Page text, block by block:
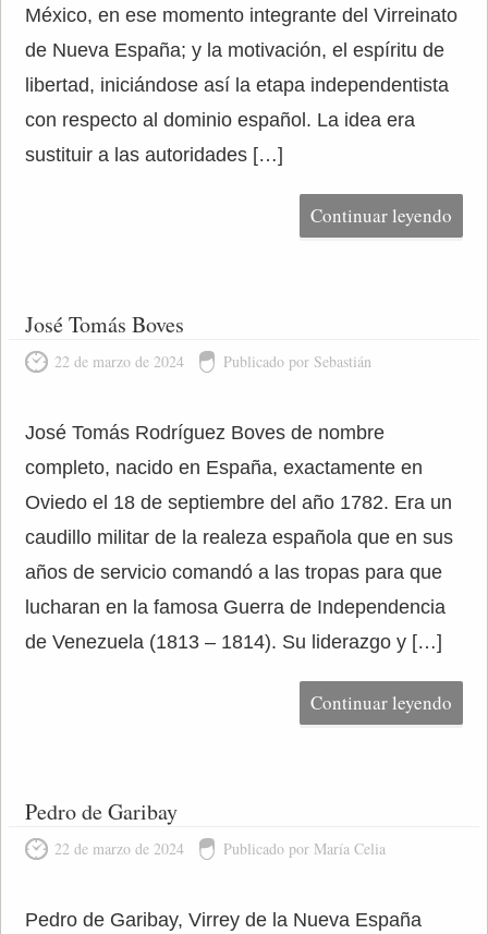
México, en ese momento integrante del Virreinato
de Nueva España; y la motivación, el espíritu de
libertad, iniciándose así la etapa independentista
con respecto al dominio español. La idea era
sustituir a las autoridades […]
Continuar leyendo
José Tomás Boves
22 de marzo de 2024 Publicado por Sebastián
José Tomás Rodríguez Boves de nombre
completo, nacido en España, exactamente en
Oviedo el 18 de septiembre del año 1782. Era un
caudillo militar de la realeza española que en sus
años de servicio comandó a las tropas para que
lucharan en la famosa Guerra de Independencia
de Venezuela (1813 – 1814). Su liderazgo y […]
Continuar leyendo
Pedro de Garibay
22 de marzo de 2024 Publicado por María Celia
Pedro de Garibay, Virrey de la Nueva España